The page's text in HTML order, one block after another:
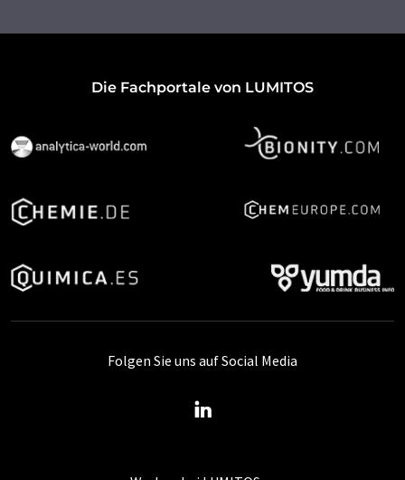
Die Fachportale von LUMITOS
Folgen Sie uns auf Social Media